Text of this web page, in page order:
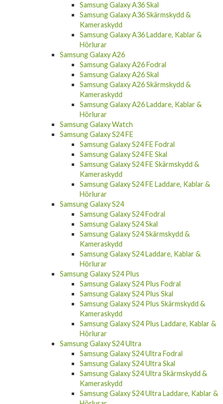
Samsung Galaxy A36 Skal
Samsung Galaxy A36 Skärmskydd &
Kameraskydd
Samsung Galaxy A36 Laddare, Kablar &
Hörlurar
Samsung Galaxy A26
Samsung Galaxy A26 Fodral
Samsung Galaxy A26 Skal
Samsung Galaxy A26 Skärmskydd &
Kameraskydd
Samsung Galaxy A26 Laddare, Kablar &
Hörlurar
Samsung Galaxy Watch
Samsung Galaxy S24 FE
Samsung Galaxy S24 FE Fodral
Samsung Galaxy S24 FE Skal
Samsung Galaxy S24 FE Skärmskydd &
Kameraskydd
Samsung Galaxy S24 FE Laddare, Kablar &
Hörlurar
Samsung Galaxy S24
Samsung Galaxy S24 Fodral
Samsung Galaxy S24 Skal
Samsung Galaxy S24 Skärmskydd &
Kameraskydd
Samsung Galaxy S24 Laddare, Kablar &
Hörlurar
Samsung Galaxy S24 Plus
Samsung Galaxy S24 Plus Fodral
Samsung Galaxy S24 Plus Skal
Samsung Galaxy S24 Plus Skärmskydd &
Kameraskydd
Samsung Galaxy S24 Plus Laddare, Kablar &
Hörlurar
Samsung Galaxy S24 Ultra
Samsung Galaxy S24 Ultra Fodral
Samsung Galaxy S24 Ultra Skal
Samsung Galaxy S24 Ultra Skärmskydd &
Kameraskydd
Samsung Galaxy S24 Ultra Laddare, Kablar &